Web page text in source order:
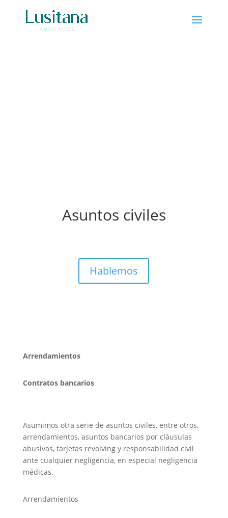
Asuntos civiles
Hablemos
Arrendamientos
Contratos bancarios
Asumimos otra serie de asuntos civiles, entre otros,
arrendamientos, asuntos bancarios por cláusulas
abusivas, tarjetas revolving y responsabilidad civil
ante cualquier negligencia, en especial negligencia
médicas.
Arrendamientos